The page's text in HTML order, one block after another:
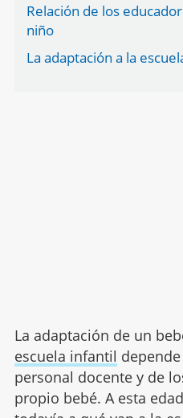
Relación de los
niño
La adaptación a la
La adaptación de un
escuela infantil
personal docente y de
propio bebé. A esta